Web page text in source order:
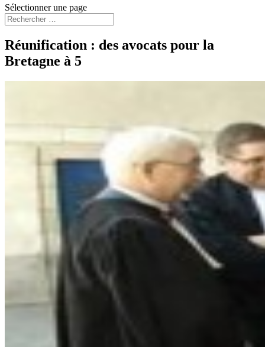
Sélectionner une page
Réunification : des avocats pour la
Bretagne à 5